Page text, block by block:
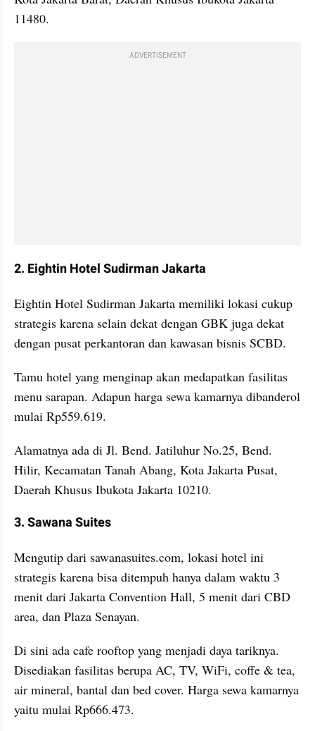
11480.
ADVERTISEMENT
2. Eightin Hotel Sudirman Jakarta
Eightin Hotel Sudirman Jakarta memiliki lokasi cukup
strategis karena selain dekat dengan GBK juga dekat
dengan pusat perkantoran dan kawasan bisnis SCBD.
Tamu hotel yang menginap akan medapatkan fasilitas
menu sarapan. Adapun harga sewa kamarnya dibanderol
mulai Rp559.619.
Alamatnya ada di Jl. Bend. Jatiluhur No.25, Bend.
Hilir, Kecamatan Tanah Abang, Kota Jakarta Pusat,
Daerah Khusus Ibukota Jakarta 10210.
3. Sawana Suites
Mengutip dari sawanasuites.com, lokasi hotel ini
strategis karena bisa ditempuh hanya dalam waktu 3
menit dari Jakarta Convention Hall, 5 menit dari CBD
area, dan Plaza Senayan.
Di sini ada cafe rooftop yang menjadi daya tariknya.
Disediakan fasilitas berupa AC, TV, WiFi, coffe & tea,
air mineral, bantal dan bed cover. Harga sewa kamarnya
yaitu mulai Rp666.473.